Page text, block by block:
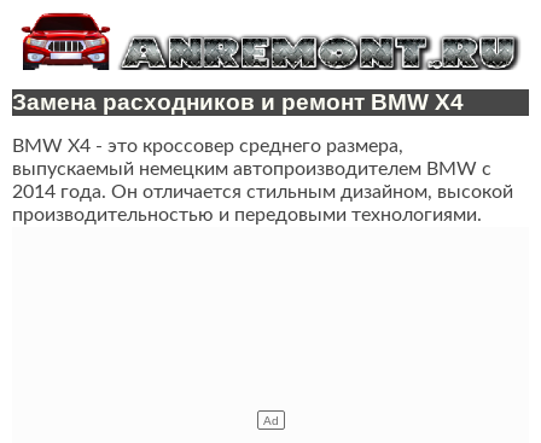
Замена расходников и ремонт BMW X4
BMW X4 - это кроссовер среднего размера,
выпускаемый немецким автопроизводителем BMW с
2014 года. Он отличается стильным дизайном, высокой
производительностью и передовыми технологиями.